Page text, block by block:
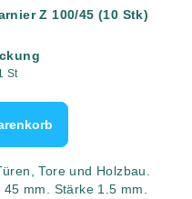
Z 100/45 (10 Stk)
St
Tore und Holzbau.
mm. Stärke 1.5 mm.